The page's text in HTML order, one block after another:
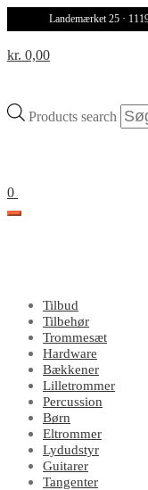
Landemærket 25 ·
Products search
kr. 0,00
0
Tilbud
Tilbehør
Trommesæt
Hardware
Bækkener
Lilletrommer
Percussion
Børn
Eltrommer
Lydudstyr
Guitarer
Tangenter